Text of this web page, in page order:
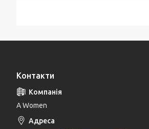
Контакти
A Women